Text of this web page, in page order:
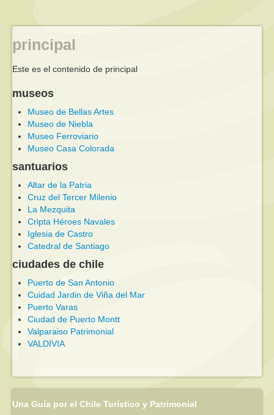
principal
Este es el contenido de principal
museos
Museo de Bellas Artes
Museo de Niebla
Museo Ferroviario
Museo Casa Colorada
santuarios
Altar de la Patria
Cruz del Tercer Milenio
La Mezquita
Cripta Héroes Navales
Iglesia de Castro
Catedral de Santiago
ciudades de chile
Puerto de San Antonio
Cuidad Jardin de Viña del Mar
Puerto Varas
Ciudad de Puerto Montt
Valparaiso Patrimonial
VALDIVIA
Una Guía por el Chile Turístico y Patrimonial